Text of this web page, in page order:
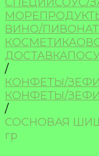
ВИНО/ПИВО
КОСМЕТИКА
ДОСТАВКА
/
КОНФЕТЫ/
КОНФЕТЫ/
/
СОСНОВАЯ
гр